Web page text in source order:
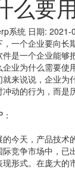
么要
系统 日期:
一个企业要向长
是一个企业能
业为什么需要使
来说说，企业为
动的行为，而是
今天，产品技术
竞争市场中，已
形式。在庞大的